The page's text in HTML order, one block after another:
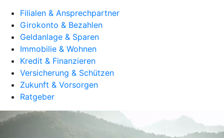
Filialen & Ansprechpartner
Girokonto & Bezahlen
Geldanlage & Sparen
Immobilie & Wohnen
Kredit & Finanzieren
Versicherung & Schützen
Zukunft & Vorsorgen
Ratgeber